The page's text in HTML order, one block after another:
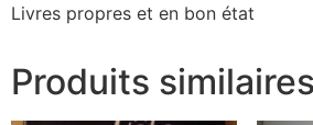
Livres propres et en bon état
Produits similaires